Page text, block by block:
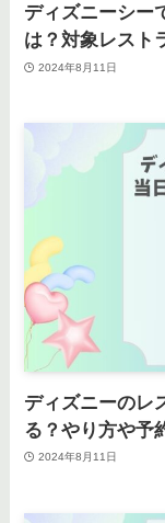
ディズニーシー
は？対象レスト
2024年8月11日
ディズニーのレ
る？やり方や予
2024年8月11日